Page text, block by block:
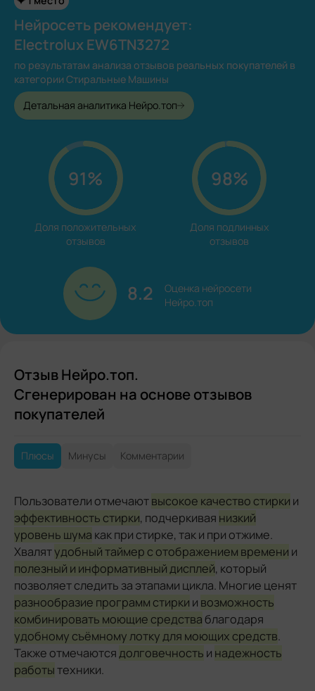
Нейросеть рекомендует:
Electrolux EW6TN3272
по результатам анализа отзывов реальных покупателей в
категории Стиральные Машины
Детальная аналитика Нейро.топ
91%
Доля положительных
отзывов
98%
Доля подлинных
отзывов
8.2
Оценка нейросети
Нейро.топ
Отзыв Нейро.топ.
Сгенерирован на основе отзывов
покупателей
Плюсы Минусы Комментарии
Пользователи отмечаютвысокое качество стирки и
эффективность стирки, подчеркивая низкий
уровень шума как при стирке, так и при отжиме.
Хвалятудобный таймер с отображением времени и
полезный и информативный дисплей, который
позволяет следить за этапами цикла. Многие ценят
разнообразие программ стирки и возможность
комбинировать моющие средства благодаря
удобному съёмному лотку для моющих средств.
Также отмечаютсядолговечность и надежность
работытехники.